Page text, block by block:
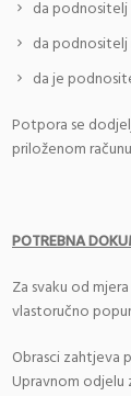
da podnositelj
da
da je
Potpora se
priloženom
POTREBNA
Za svaku od
vlastoručno
Obrasci zahtjeva
Upravnom odjelu